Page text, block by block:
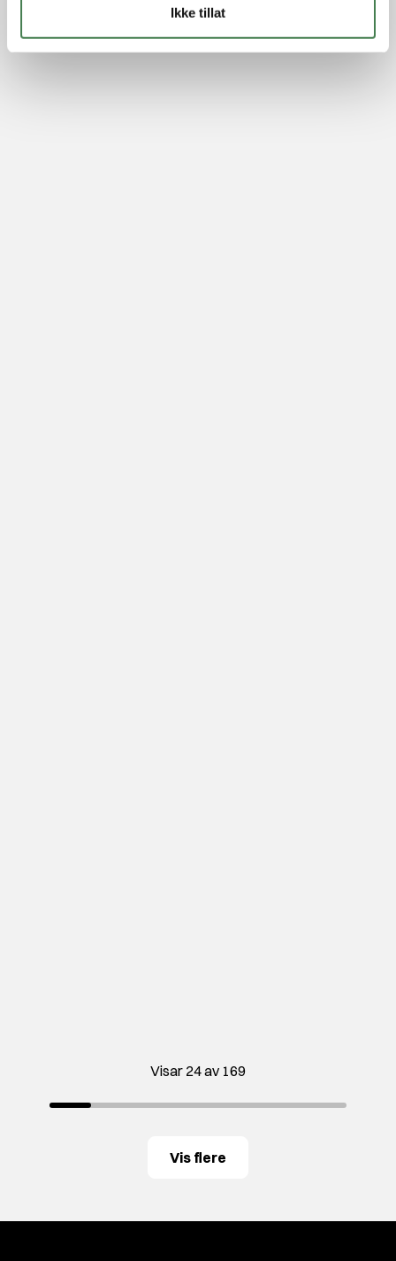
Ikke tillat
Visar 24 av 169
Vis flere